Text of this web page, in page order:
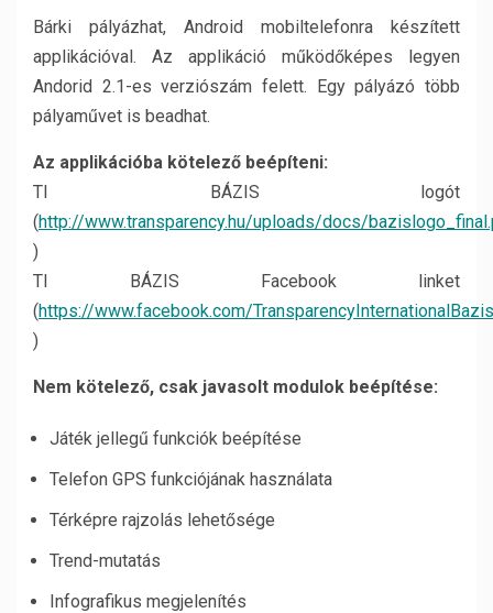
Bárki pályázhat, Android mobiltelefonra készített
applikációval. Az applikáció működőképes legyen
Andorid 2.1-es verziószám felett. Egy pályázó több
pályaművet is beadhat.
Az applikációba kötelező beépíteni:
TI BÁZIS logót
(http://www.transparency.hu/uploads/docs/
)
TI BÁZIS Facebook linket
(https://www.facebook.com/TransparencyInternationalBazis
)
Nem kötelező, csak javasolt modulok beépítése:
Játék jellegű funkciók beépítése
Telefon GPS funkciójának használata
Térképre rajzolás lehetősége
Trend-mutatás
Infografikus megjelenítés